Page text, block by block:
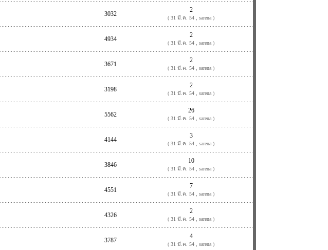
3032
2
( 31 มี.ค. 54 , sarena )
4934
2
( 31 มี.ค. 54 , sarena )
3671
2
( 31 มี.ค. 54 , sarena )
3198
2
( 31 มี.ค. 54 , sarena )
5562
26
( 31 มี.ค. 54 , sarena )
4144
3
( 31 มี.ค. 54 , sarena )
3846
10
( 31 มี.ค. 54 , sarena )
4551
7
( 31 มี.ค. 54 , sarena )
4326
2
( 31 มี.ค. 54 , sarena )
3787
4
( 31 มี.ค. 54 , sarena )